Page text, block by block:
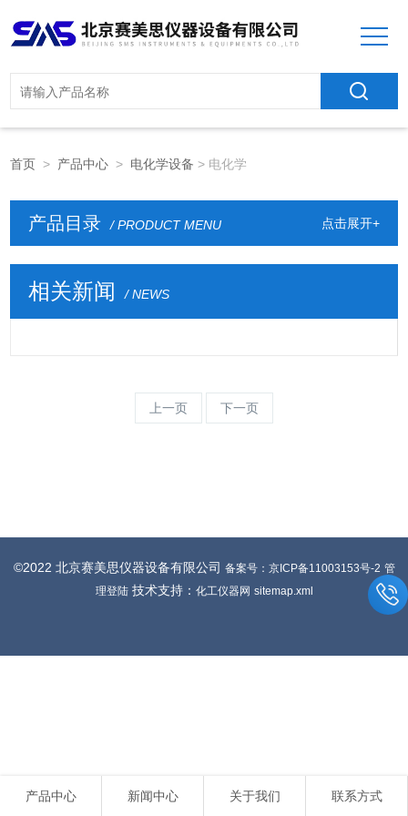
首页 > 产品中心 > 电化学设备 > 电化学
产品目录 / PRODUCT MENU 点击展开+
相关新闻 / NEWS
上一页 下一页
产品中心 新闻中心 关于我们 联系方式
©2022 北京赛美思仪器设备有限公司 备案号：京ICP备11003153号-2 管
理登陆技术支持： 化工仪器网 sitemap.xml